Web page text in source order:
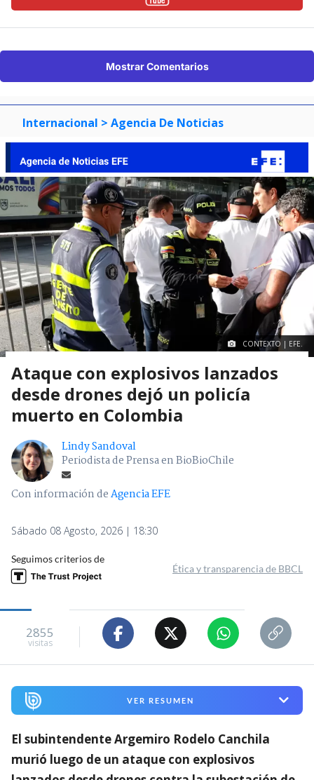
Mostrar Comentarios
Internacional > Agencia De Noticias
CONTEXTO | EFE.
Ataque con explosivos lanzados
desde drones dejó un policía
muerto en Colombia
Lindy Sandoval
Periodista de Prensa en BioBioChile
Con información deAgencia EFE
Sábado 08 Agosto, 2026 | 18:30
Seguimos criterios de
Ética y transparencia de BBCL
2855
visitas
VER RESUMEN
El subintendente Argemiro Rodelo Canchila
murió luego de un ataque con explosivos